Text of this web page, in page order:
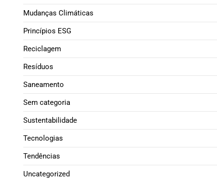
Mudanças Climáticas
Princípios ESG
Reciclagem
Resíduos
Saneamento
Sem categoria
Sustentabilidade
Tecnologias
Tendências
Uncategorized